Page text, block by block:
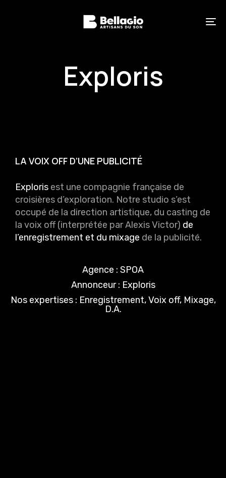
Exploris
LA VOIX OFF D’UNE PUBLICITÉ
Exploris est une compagnie française de
croisières d’exploration. Notre studio s’est
occupé de la direction artistique, du casting de
la voix off (interprétée par Alexis Victor) de
l’enregistrement et du mixage de la publicité.
Agence : SPOA
Annonceur : Exploris
Nos expertises : Enregistrement, Voix off, Mixage,
D.A.